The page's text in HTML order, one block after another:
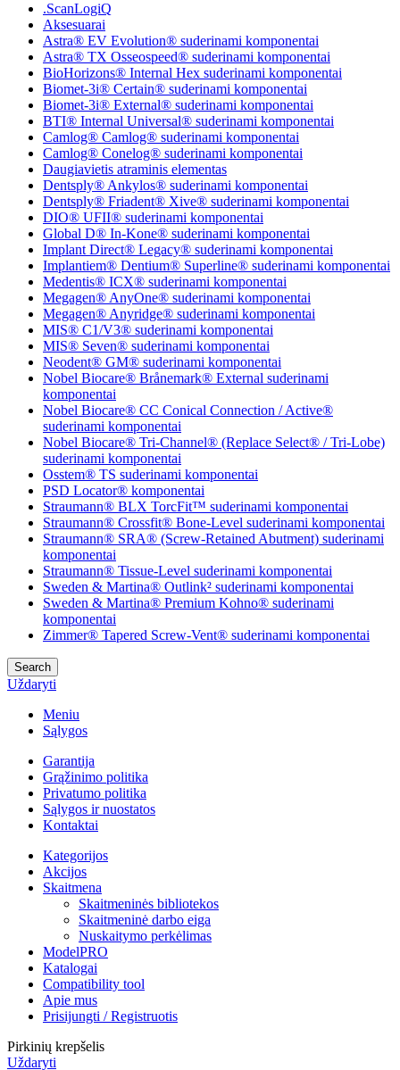
.ScanLogiQ
Aksesuarai
Astra® EV Evolution® suderinami komponentai
Astra® TX Osseospeed® suderinami komponentai
BioHorizons® Internal Hex suderinami komponentai
Biomet-3i® Certain® suderinami komponentai
Biomet-3i® External® suderinami komponentai
BTI® Internal Universal® suderinami komponentai
Camlog® Camlog® suderinami komponentai
Camlog® Conelog® suderinami komponentai
Daugiavietis atraminis elementas
Dentsply® Ankylos® suderinami komponentai
Dentsply® Friadent® Xive® suderinami komponentai
DIO® UFII® suderinami komponentai
Global D® In-Kone® suderinami komponentai
Implant Direct® Legacy® suderinami komponentai
Implantiem® Dentium® Superline® suderinami komponentai
Medentis® ICX® suderinami komponentai
Megagen® AnyOne® suderinami komponentai
Megagen® Anyridge® suderinami komponentai
MIS® C1/V3® suderinami komponentai
MIS® Seven® suderinami komponentai
Neodent® GM® suderinami komponentai
Nobel Biocare® Brånemark® External suderinami
komponentai
Nobel Biocare® CC Conical Connection / Active®
suderinami komponentai
Nobel Biocare® Tri-Channel® (Replace Select® / Tri-Lobe)
suderinami komponentai
Osstem® TS suderinami komponentai
PSD Locator® komponentai
Straumann® BLX TorcFit™ suderinami komponentai
Straumann® Crossfit® Bone-Level suderinami komponentai
Straumann® SRA® (Screw-Retained Abutment) suderinami
komponentai
Straumann® Tissue-Level suderinami komponentai
Sweden & Martina® Outlink² suderinami komponentai
Sweden & Martina® Premium Kohno® suderinami
komponentai
Zimmer® Tapered Screw-Vent® suderinami komponentai
Search
Uždaryti
Meniu
Sąlygos
Garantija
Grąžinimo politika
Privatumo politika
Sąlygos ir nuostatos
Kontaktai
Kategorijos
Akcijos
Skaitmena
Skaitmeninės bibliotekos
Skaitmeninė darbo eiga
Nuskaitymo perkėlimas
ModelPRO
Katalogai
Compatibility tool
Apie mus
Prisijungti / Registruotis
Pirkinių krepšelis
Uždaryti